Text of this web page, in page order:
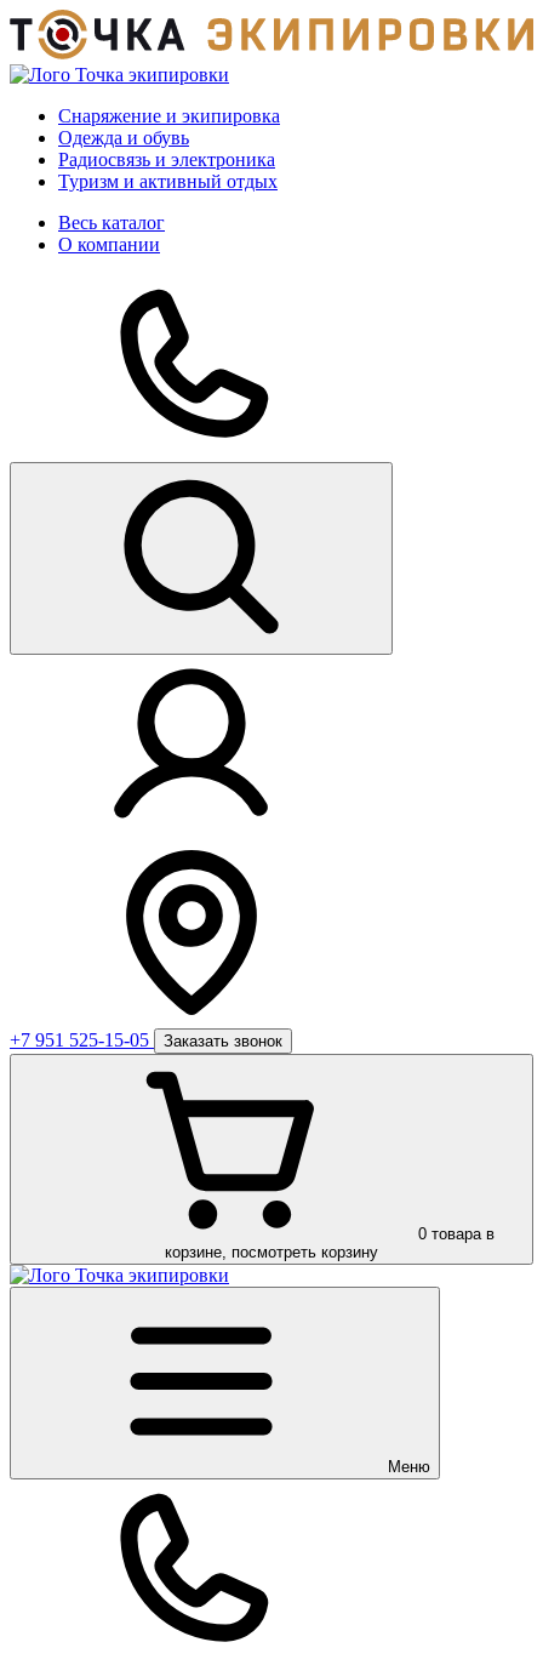
Снаряжение и экипировка
Одежда и обувь
Радиосвязь и электроника
Туризм и активный отдых
Весь каталог
О компании
+7 951 525-15-05 Заказать звонок
0 товара в
корзине, посмотреть корзину
Меню